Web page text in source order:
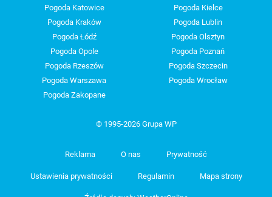
Pogoda Katowice
Pogoda Kielce
Pogoda Kraków
Pogoda Lublin
Pogoda Łódź
Pogoda Olsztyn
Pogoda Opole
Pogoda Poznań
Pogoda Rzeszów
Pogoda Szczecin
Pogoda Warszawa
Pogoda Wrocław
Pogoda Zakopane
© 1995-2026 Grupa WP
Reklama O nas Prywatność
Ustawienia prywatności Regulamin Mapa strony